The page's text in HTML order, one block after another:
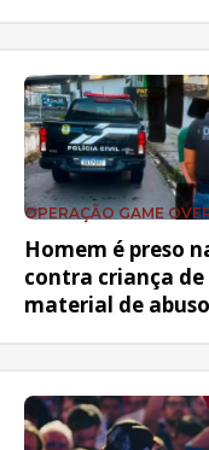
OPERAÇÃO GAME
Homem é preso
contra criança
material de